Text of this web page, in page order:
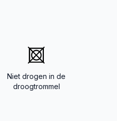
Niet drogen in de
droogtrommel